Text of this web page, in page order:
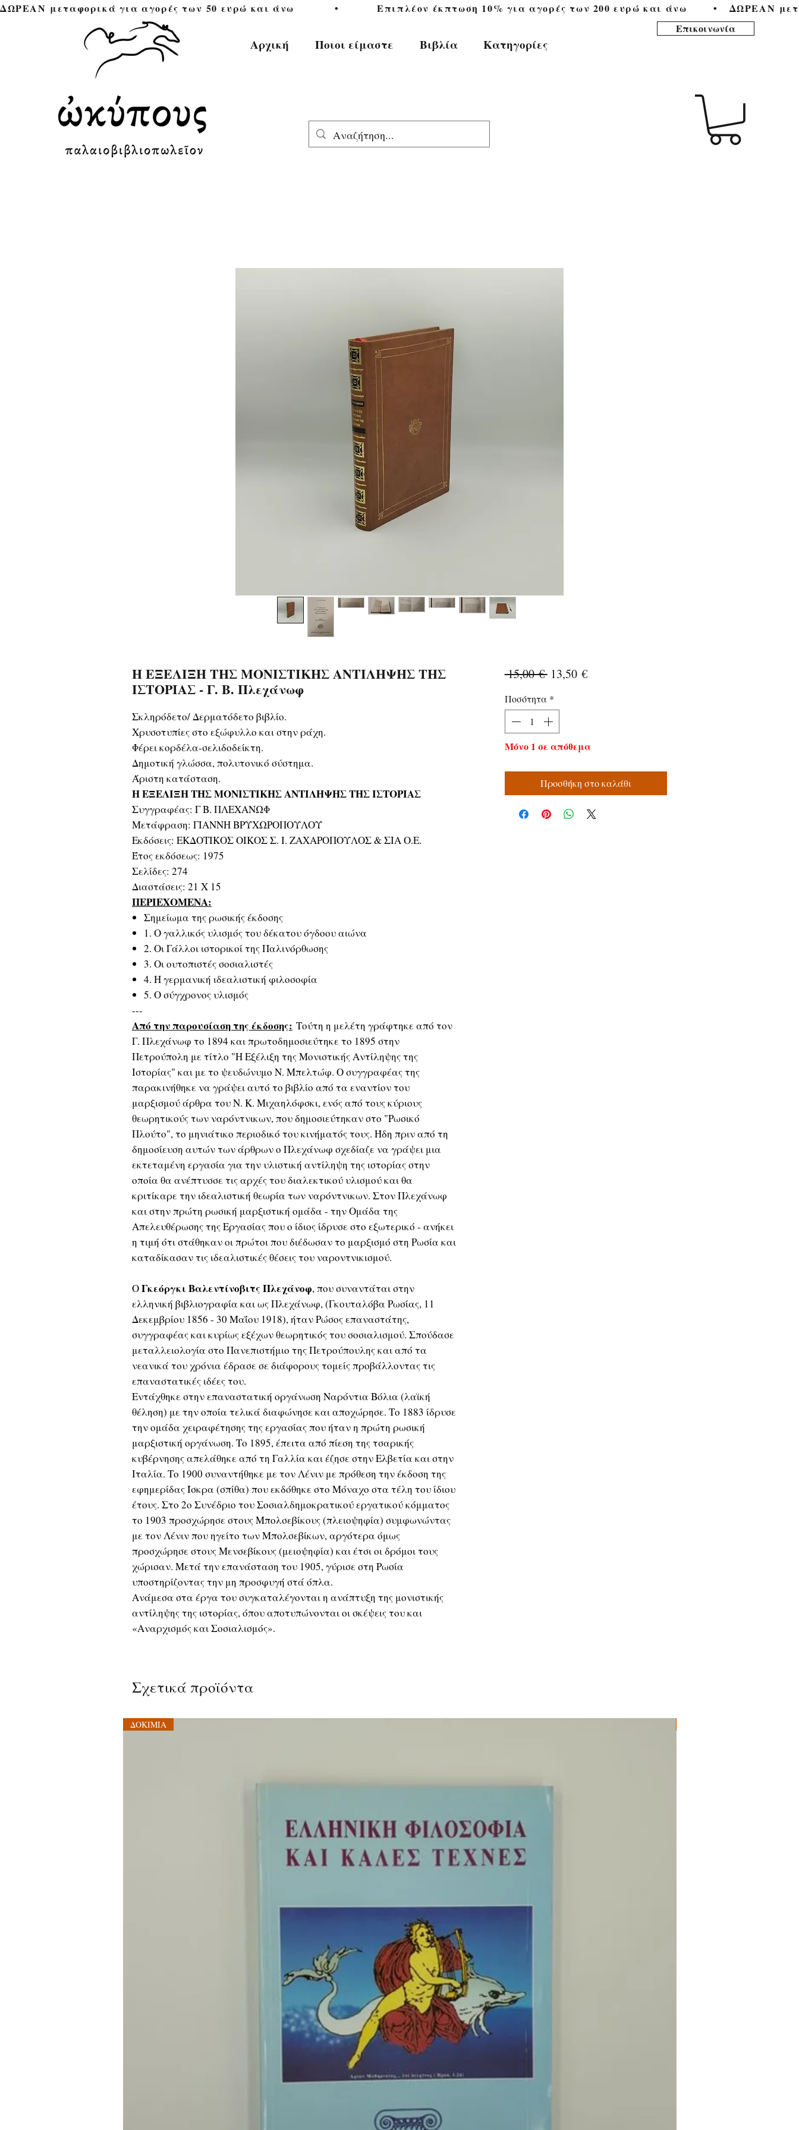
ΔΩΡΕΑΝ μεταφορικά για αγορές των 50 ευρώ και άνω            •           Επιπλέον έκπτωση 10% για αγορές των 200 ευρώ και άνω        •
Επικοινωνία
Αρχική Ποιοι είμαστε Βιβλία Κατηγορίες
Η ΕΞΕΛΙΞΗ ΤΗΣ ΜΟΝΙΣΤΙΚΗΣ ΑΝΤΙΛΗΨΗΣ ΤΗΣ
ΙΣΤΟΡΙΑΣ - Γ. Β. Πλεχάνωφ
Σκληρόδετο/ Δερματόδετο βιβλίο.
Χρυσοτυπίες στο εξώφυλλο και στην ράχη.
Φέρει κορδέλα-σελιδοδείκτη.
Δημοτική γλώσσα, πολυτονικό σύστημα.
Άριστη κατάσταση.
Η ΕΞΕΛΙΞΗ ΤΗΣ ΜΟΝΙΣΤΙΚΗΣ ΑΝΤΙΛΗΨΗΣ ΤΗΣ ΙΣΤΟΡΙΑΣ
Συγγραφέας: Γ Β. ΠΛΕΧΑΝΩΦ
Μετάφραση: ΓΙΑΝΝΗ ΒΡΥΧΩΡΟΠΟΥΛΟΥ
Εκδόσεις: ΕΚΔΟΤΙΚΟΣ ΟΙΚΟΣ Σ. Ι. ΖΑΧΑΡΟΠΟΥΛΟΣ & ΣΙΑ Ο.Ε.
Έτος εκδόσεως: 1975
Σελίδες: 274
Διαστάσεις: 21 Χ 15
ΠΕΡΙΕΧΟΜΕΝΑ:
Σημείωμα της ρωσικής έκδοσης
1. Ο γαλλικός υλισμός του δέκατου όγδοου αιώνα
2. Οι Γάλλοι ιστορικοί της Παλινόρθωσης
3. Οι ουτοπιστές σοσιαλιστές
4. Η γερμανική ιδεαλιστική φιλοσοφία
5. Ο σύγχρονος υλισμός
---
Από την παρουσίαση της έκδοσης: Τούτη η μελέτη γράφτηκε από τον
Γ. Πλεχάνωφ το 1894 και πρωτοδημοσιεύτηκε το 1895 στην
Πετρούπολη με τίτλο "Η Εξέλιξη της Μονιστικής Αντίληψης της
Ιστορίας" και με το ψευδώνυμο Ν. Μπελτώφ. Ο συγγραφέας της
παρακινήθηκε να γράψει αυτό το βιβλίο από τα εναντίον του
μαρξισμού άρθρα του Ν. Κ. Μιχαηλόφσκι, ενός από τους κύριους
θεωρητικούς των ναρόντνικων, που δημοσιεύτηκαν στο "Ρωσικό
Πλούτο", το μηνιάτικο περιοδικό του κινήματός τους. Ήδη πριν από τη
δημοσίευση αυτών των άρθρων ο Πλεχάνωφ σχεδίαζε να γράψει μια
εκτεταμένη εργασία για την υλιστική αντίληψη της ιστορίας στην
οποία θα ανέπτυσσε τις αρχές του διαλεκτικού υλισμού και θα
κριτίκαρε την ιδεαλιστική θεωρία των ναρόντνικων. Στον Πλεχάνωφ
και στην πρώτη ρωσική μαρξιστική ομάδα - την Ομάδα της
Απελευθέρωσης της Εργασίας που ο ίδιος ίδρυσε στο εξωτερικό - ανήκει
η τιμή ότι στάθηκαν οι πρώτοι που διέδωσαν το μαρξισμό στη Ρωσία και
καταδίκασαν τις ιδεαλιστικές θέσεις του ναροντνικισμού.
ΟΓκεόργκι Βαλεντίνοβιτς Πλεχάνοφ, που συναντάται στην
ελληνική βιβλιογραφία και ως Πλεχάνωφ, (Γκουταλόβα Ρωσίας, 11
Δεκεμβρίου 1856 - 30 Μαΐου 1918), ήταν Ρώσος επαναστάτης,
συγγραφέας και κυρίως εξέχων θεωρητικός του σοσιαλισμού. Σπούδασε
μεταλλειολογία στο Πανεπιστήμιο της Πετρούπουλης και από τα
νεανικά του χρόνια έδρασε σε διάφορους τομείς προβάλλοντας τις
επαναστατικές ιδέες του.
Εντάχθηκε στην επαναστατική οργάνωση Ναρόντια Βόλια (λαϊκή
θέληση) με την οποία τελικά διαφώνησε και αποχώρησε. Το 1883 ίδρυσε
την ομάδα χειραφέτησης της εργασίας που ήταν η πρώτη ρωσική
μαρξιστική οργάνωση. Το 1895, έπειτα από πίεση της τσαρικής
κυβέρνησης απελάθηκε από τη Γαλλία και έζησε στην Ελβετία και στην
Ιταλία. Το 1900 συναντήθηκε με τον Λένιν με πρόθεση την έκδοση της
εφημερίδας Ίσκρα (σπίθα) που εκδόθηκε στο Μόναχο στα τέλη του ίδιου
έτους. Στο 2ο Συνέδριο του Σοσιαλδημοκρατικού εργατικού κόμματος
το 1903 προσχώρησε στους Μπολσεβίκους (πλειοψηφία) συμφωνώντας
με τον Λένιν που ηγείτο των Μπολσεβίκων, αργότερα όμως
προσχώρησε στους Μενσεβίκους (μειοψηφία) και έτσι οι δρόμοι τους
χώρισαν. Μετά την επανάσταση του 1905, γύρισε στη Ρωσία
υποστηρίζοντας την μη προσφυγή στά όπλα.
Ανάμεσα στα έργα του συγκαταλέγονται η ανάπτυξη της μονιστικής
αντίληψης της ιστορίας, όπου αποτυπώνονται οι σκέψεις του και
«Αναρχισμός και Σοσιαλισμός».
15,00 € Κανονική
13,50 €Τιμή
Ποσότητα *
Μόνο 1 σε απόθεμα
Προσθήκη στο καλάθι
Σχετικά προϊόντα
ΔΟΚΙΜΙΑ